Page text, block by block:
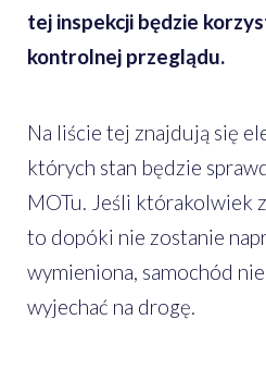
tej inspekcji będzie
kontrolnej przeglądu.
Na liście tej znajdują się
których stan będzie
MOTu. Jeśli którakolwiek
to dopóki nie zostanie
wymieniona, samochód
wyjechać na drogę.